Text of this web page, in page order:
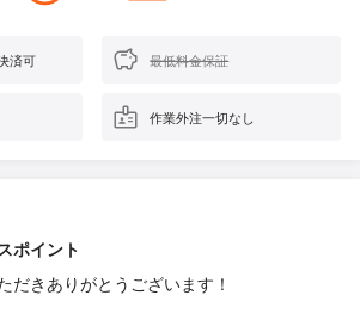
済可 最低料金保証
作業外注一切なし
ポイント
だきありがとうございます！